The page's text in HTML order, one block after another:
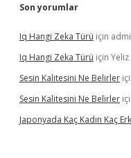
Son yorumlar
Iq Hangi Zeka Türü için
Iq Hangi Zeka Türü için Yeliz
Sesin Kalitesini Ne Belirler
Sesin Kalitesini Ne Belirler
Japonyada Kaç Kadın Kaç